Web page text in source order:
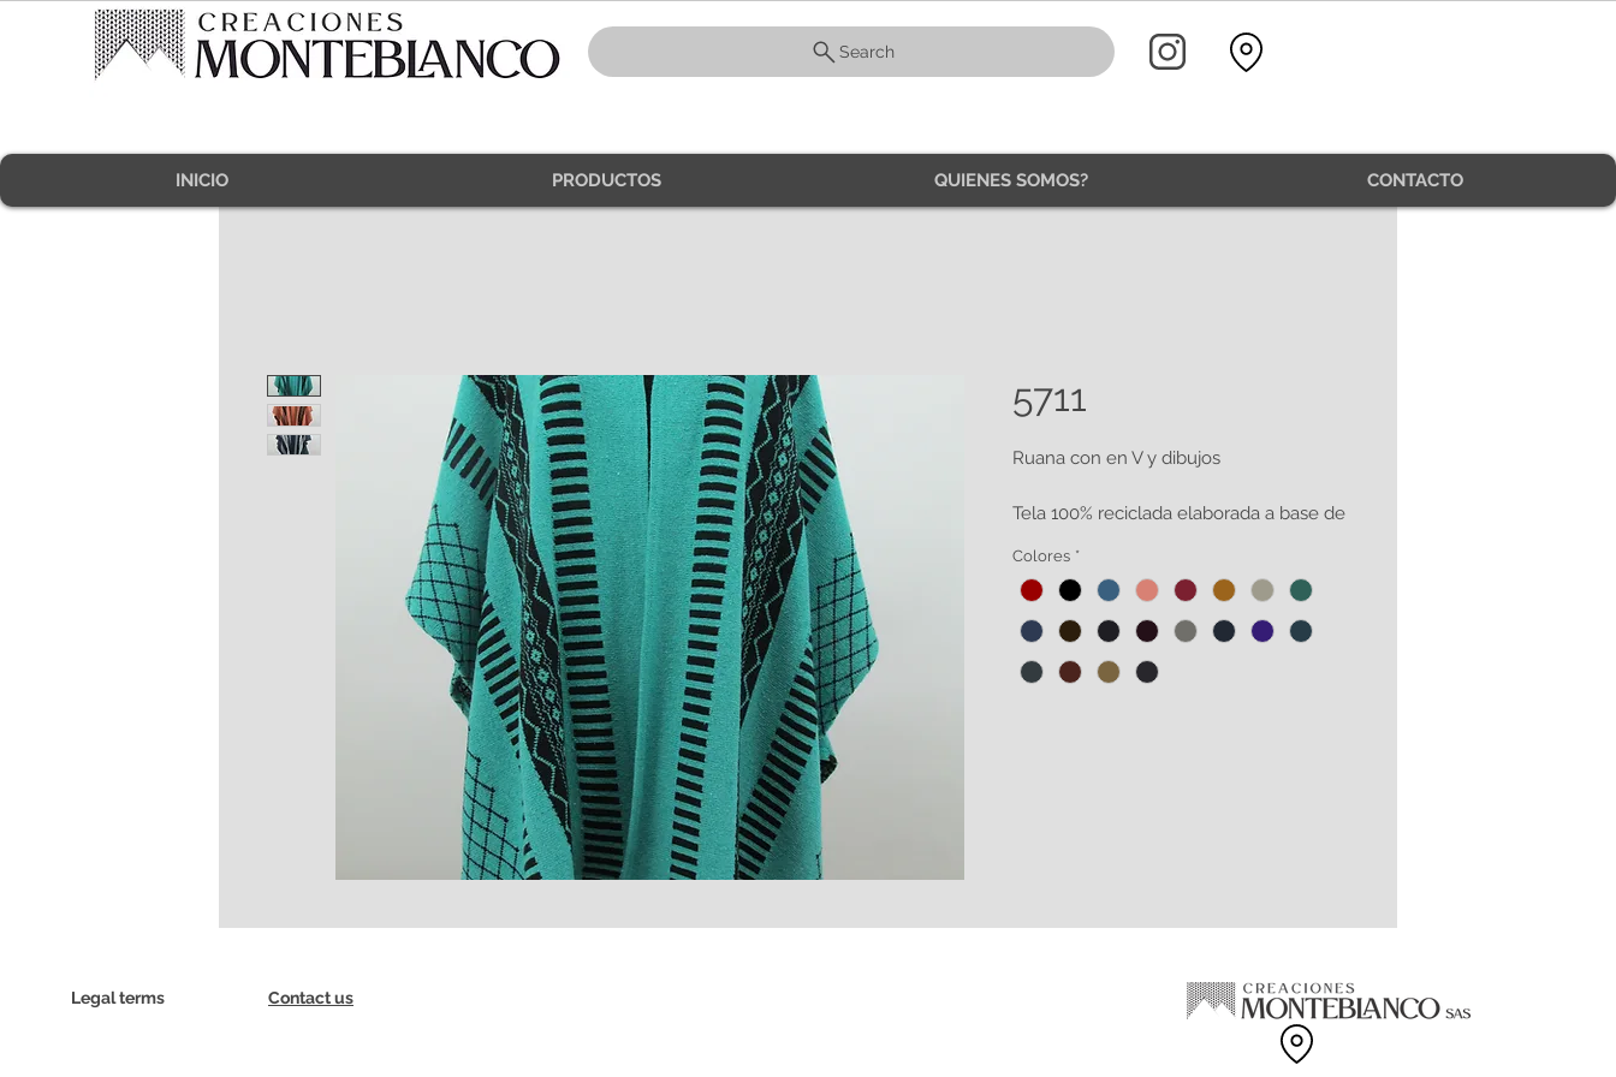
Search
INICIO PRODUCTOS QUIENES SOMOS? CONTACTO
5711
Ruana con en V y dibujos
Tela 100% reciclada elaborada a base de
de algodón.
Amplia gama de tallas disponibles.
HECHO EN COLOMBIA.
Colores *
Legal terms Contact us